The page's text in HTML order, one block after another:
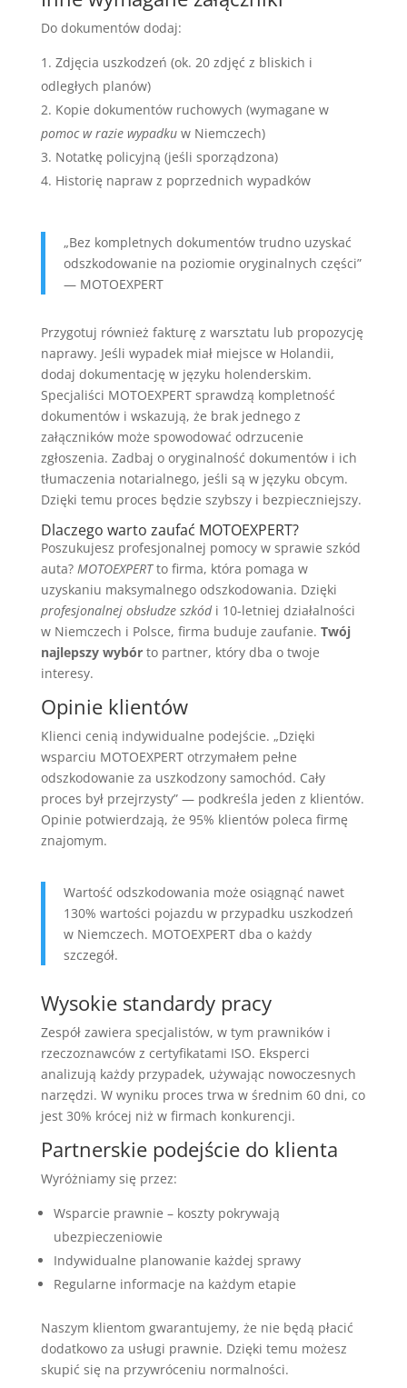
Do dokumentów dodaj:
Zdjęcia uszkodzeń (ok. 20 zdjęć z bliskich i
odległych planów)
Kopie dokumentów ruchowych (wymagane w
pomoc w razie wypadkuw Niemczech)
Notatkę policyjną (jeśli sporządzona)
Historię napraw z poprzednich wypadków
„Bez kompletnych dokumentów trudno uzyskać
odszkodowanie na poziomie oryginalnych części”
— MOTOEXPERT
Przygotuj również fakturę z warsztatu lub propozycję
naprawy. Jeśli wypadek miał miejsce w Holandii,
dodaj dokumentację w języku holenderskim.
Specjaliści MOTOEXPERT sprawdzą kompletność
dokumentów i wskazują, że brak jednego z
załączników może spowodować odrzucenie
zgłoszenia. Zadbaj o oryginalność dokumentów i ich
tłumaczenia notarialnego, jeśli są w języku obcym.
Dzięki temu proces będzie szybszy i bezpieczniejszy.
Dlaczego warto zaufać MOTOEXPERT?
Poszukujesz profesjonalnej pomocy w sprawie szkód
auta? MOTOEXPERTto firma, która pomaga w
uzyskaniu maksymalnego odszkodowania. Dzięki
profesjonalnej obsłudze szkódi 10-letniej działalności
w Niemczech i Polsce, firma buduje zaufanie. Twój
najlepszy wybórto partner, który dba o twoje
interesy.
Opinie klientów
Klienci cenią indywidualne podejście. „Dzięki
wsparciu MOTOEXPERT otrzymałem pełne
odszkodowanie za uszkodzony samochód. Cały
proces był przejrzysty” — podkreśla jeden z klientów.
Opinie potwierdzają, że 95% klientów poleca firmę
znajomym.
Wartość odszkodowania może osiągnąć nawet
130% wartości pojazdu w przypadku uszkodzeń
w Niemczech. MOTOEXPERT dba o każdy
szczegół.
Wysokie standardy pracy
Zespół zawiera specjalistów, w tym prawników i
rzeczoznawców z certyfikatami ISO. Eksperci
analizują każdy przypadek, używając nowoczesnych
narzędzi. W wyniku proces trwa w średnim 60 dni, co
jest 30% krócej niż w firmach konkurencji.
Partnerskie podejście do klienta
Wyróżniamy się przez:
Wsparcie prawnie – koszty pokrywają
ubezpieczeniowie
Indywidualne planowanie każdej sprawy
Regularne informacje na każdym etapie
Naszym klientom gwarantujemy, że nie będą płacić
dodatkowo za usługi prawnie. Dzięki temu możesz
skupić się na przywróceniu normalności.